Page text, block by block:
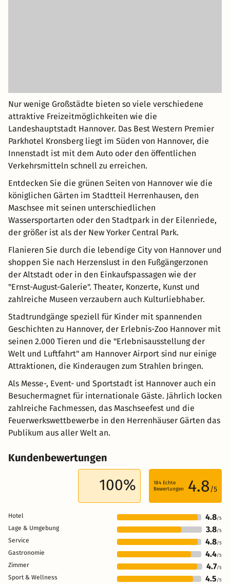
Nur wenige Großstädte bieten so viele verschiedene
attraktive Freizeitmöglichkeiten wie die
Landeshauptstadt Hannover. Das Best Western Premier
Parkhotel Kronsberg liegt im Süden von Hannover, die
Innenstadt ist mit dem Auto oder den öffentlichen
Verkehrsmitteln schnell zu erreichen.
Entdecken Sie die grünen Seiten von Hannover wie die
königlichen Gärten im Stadtteil Herrenhausen, den
Maschsee mit seinen unterschiedlichen
Wassersportarten oder den Stadtpark in der Eilenriede,
der größer ist als der New Yorker Central Park.
Flanieren Sie durch die lebendige City von Hannover und
shoppen Sie nach Herzenslust in den Fußgängerzonen
der Altstadt oder in den Einkaufspassagen wie der
"Ernst-August-Galerie". Theater, Konzerte, Kunst und
zahlreiche Museen verzaubern auch Kulturliebhaber.
Stadtrundgänge speziell für Kinder mit spannenden
Geschichten zu Hannover, der Erlebnis-Zoo Hannover mit
seinen 2.000 Tieren und die "Erlebnisausstellung der
Welt und Luftfahrt" am Hannover Airport sind nur einige
Attraktionen, die Kinderaugen zum Strahlen bringen.
Als Messe-, Event- und Sportstadt ist Hannover auch ein
Besuchermagnet für internationale Gäste. Jährlich locken
zahlreiche Fachmessen, das Maschseefest und die
Feuerwerkswettbewerbe in den Herrenhäuser Gärten das
Publikum aus aller Welt an.
Kundenbewertungen
100% 184 Echte
Bewertungen
4.8/5
Hotel 4.8/5
Lage & Umgebung 3.8/5
Service 4.8/5
Gastronomie 4.4/5
Zimmer 4.7/5
Sport & Wellness 4.5 /5